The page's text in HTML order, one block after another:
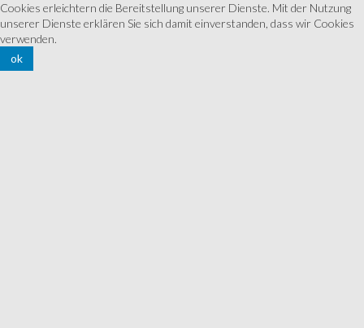
Cookies erleichtern die Bereitstellung unserer Dienste. Mit der Nutzung
unserer Dienste erklären Sie sich damit einverstanden, dass wir Cookies
verwenden.
ok